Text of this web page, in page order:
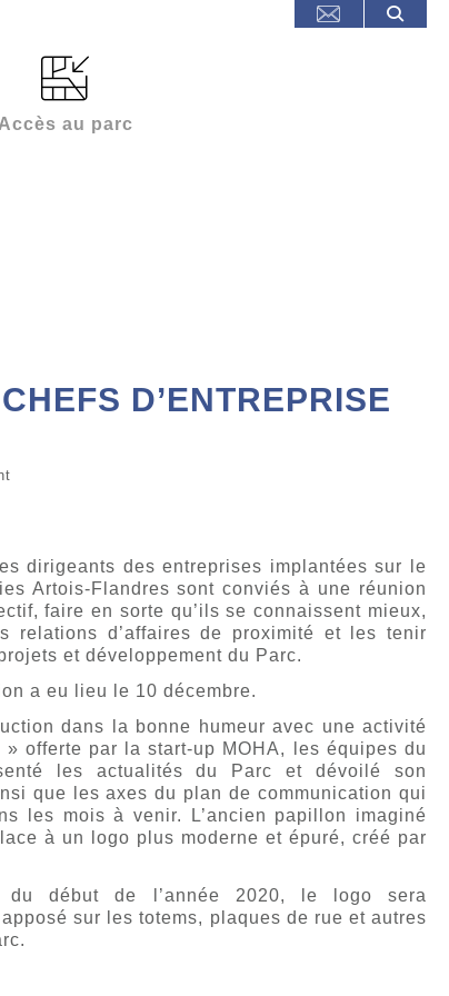
Accès au parc
D’ENTREPRISE
dirigeants des entreprises implantées sur le
Artois-Flandres sont conviés à une réunion
faire en sorte qu’ils se connaissent mieux,
relations d’affaires de proximité et les tenir
et développement du Parc.
a eu lieu le 10 décembre.
dans la bonne humeur avec une activité
offerte par la start-up MOHA, les équipes du
les actualités du Parc et dévoilé son
que les axes du plan de communication qui
les mois à venir. L’ancien papillon imaginé
à un logo plus moderne et épuré, créé par
début de l’année 2020, le logo sera
sur les totems, plaques de rue et autres